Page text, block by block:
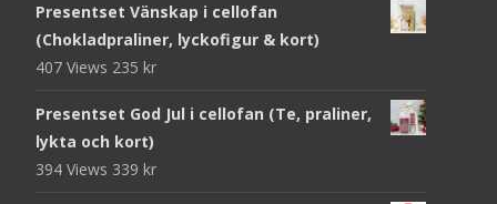
Presentset Vänskap i cellofan
(Chokladpraliner, lyckofigur & kort)
407 Views 235 kr
Presentset God Jul i cellofan (Te, praliner,
lykta och kort)
394 Views 339 kr